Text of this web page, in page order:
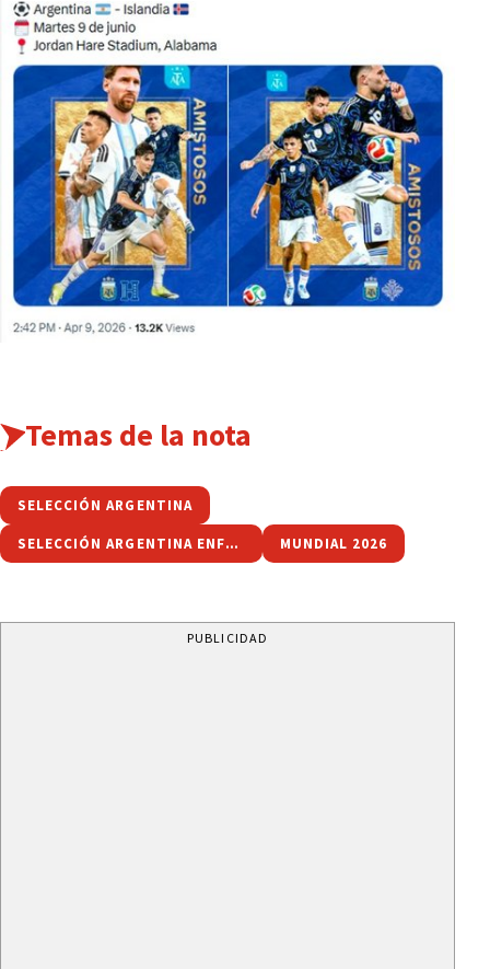
Temas de la nota
SELECCIÓN ARGENTINA
SELECCIÓN ARGENTINA ENFRENTARÁ A HONDURAS E ISLANDIA MUNDIAL 2026
PUBLICIDAD